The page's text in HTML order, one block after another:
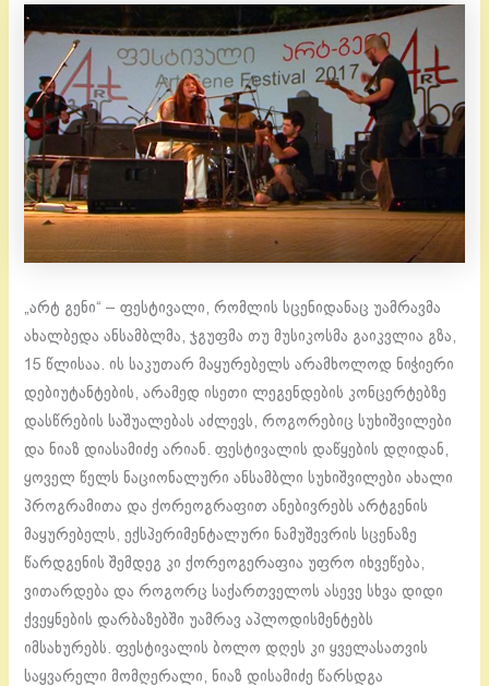
„არტ გენი“ – ფესტივალი, რომლის სცენიდანაც უამრავმა
ახალბედა ანსამბლმა, ჯგუფმა თუ მუსიკოსმა გაიკვლია გზა,
15 წლისაა. ის საკუთარ მაყურებელს არამხოლოდ ნიჭიერი
დებიუტანტების, არამედ ისეთი ლეგენდების კონცერტებზე
დასწრების საშუალებას აძლევს, როგორებიც სუხიშვილები
და ნიაზ დიასამიძე არიან. ფესტივალის დაწყების დღიდან,
ყოველ წელს ნაციონალური ანსამბლი სუხიშვილები ახალი
პროგრამითა და ქორეოგრაფით ანებივრებს არტგენის
მაყურებელს, ექსპერიმენტალური ნამუშევრის სცენაზე
წარდგენის შემდეგ კი ქორეოგერაფია უფრო იხვეწება,
ვითარდება და როგორც საქართველოს ასევე სხვა დიდი
ქვეყნების დარბაზებში უამრავ აპლოდისმენტებს
იმსახურებს. ფესტივალის ბოლო დღეს კი ყველასათვის
საყვარელი მომღერალი, ნიაზ დისამიძე წარსდგა